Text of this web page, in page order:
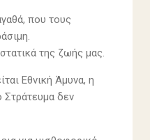
που τους
της ζωής μας.
Εθνική Άμυνα, η
Στράτευμα δεν